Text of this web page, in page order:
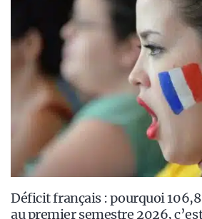
Déficit français : pourquoi
au premier semestre 2026,